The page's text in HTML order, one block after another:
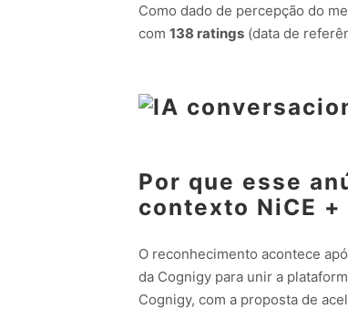
Como dado de percepção do
com 138 ratings (data de
Por que esse
contexto NiCE +
O reconhecimento acontece
da Cognigy para unir a
Cognigy, com a proposta de